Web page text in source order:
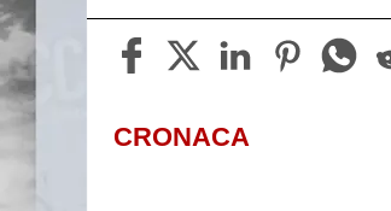
CRONACA